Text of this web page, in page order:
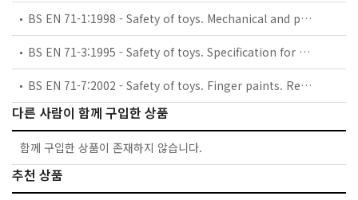
BS EN 71-1:1998 - Safety of toys. Mechanical and physical properties.
BS EN 71-3:1995 - Safety of toys. Specification for migration of certain elements.
BS EN 71-7:2002 - Safety of toys. Finger paints. Requirements and test methods.
다른 사람이 함께 구입한 상품
함께 구입한 상품이 존재하지 않습니다.
추천 상품